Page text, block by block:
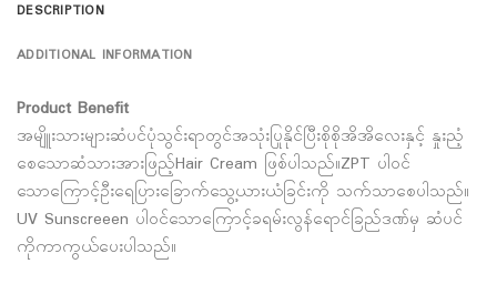
DESCRIPTION
ADDITIONAL INFORMATION
Product Benefit
အမျိူးသားများဆံပင်ပုံသွင်းရာတွင်အသုံးပြုနိုင်ပြီးစိုစိုအိအိလေးနှင့် နှုးညံ့
စေသောဆံသားအားဖြည့်Hair Cream ဖြစ်ပါသည်။ZPT ပါဝင်
သောကြောင့်ဦးရေပြားခြောက်သွေ့ယားယံခြင်းကို သက်သာစေပါသည်။
UV Sunscreeen ပါဝင်သောကြောင့်ခရမ်းလွန်ရောင်ခြည်ဒဏ်မှ ဆံပင်
ကိုကာကွယ်ပေးပါသည်။